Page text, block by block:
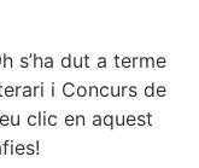
s’ha dut a terme
i Concurs de
clic en aquest